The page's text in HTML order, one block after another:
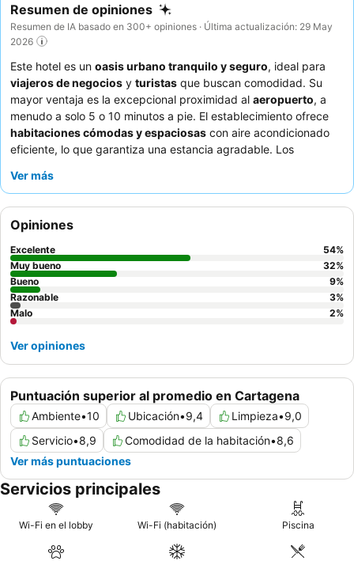
Resumen de opiniones
Resumen de IA basado en 300+ opiniones · Última actualización: 29 May
2026
Este hotel es un oasis urbano tranquilo y seguro, ideal para
viajeros de negocios y turistas que buscan comodidad. Su
mayor ventaja es la excepcional proximidad al aeropuerto, a
menudo a solo 5 o 10 minutos a pie. El establecimiento ofrece
habitaciones cómodas y espaciosas con aire acondicionado
eficiente, lo que garantiza una estancia agradable. Los
del equipo del hotel y aprecian las sabrosas opciones de
priorizan la paz y la tranquilidad, se recomienda solicitar una
habitación que no dé a la calle principal.
Ver más
Puntuación superior al promedio en Cartagena
Ambiente•10 Ubicación•9,4 Limpieza•9,0
Servicio•8,9 Comodidad de la habitación•8,6
Ver más puntuaciones
Opiniones
Excelente 54%
Muy bueno
32%
Bueno
9%
Razonable
3%
Malo
2%
Ver opiniones
Servicios principales
Wi-Fi en el lobby Wi-Fi (habitación) Piscina